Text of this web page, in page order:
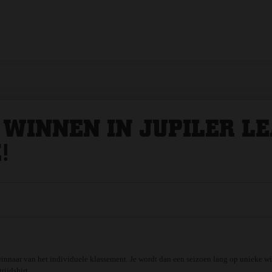
IN JUPILER
van het individuele klassement. Je wordt dan een seizoen lang op